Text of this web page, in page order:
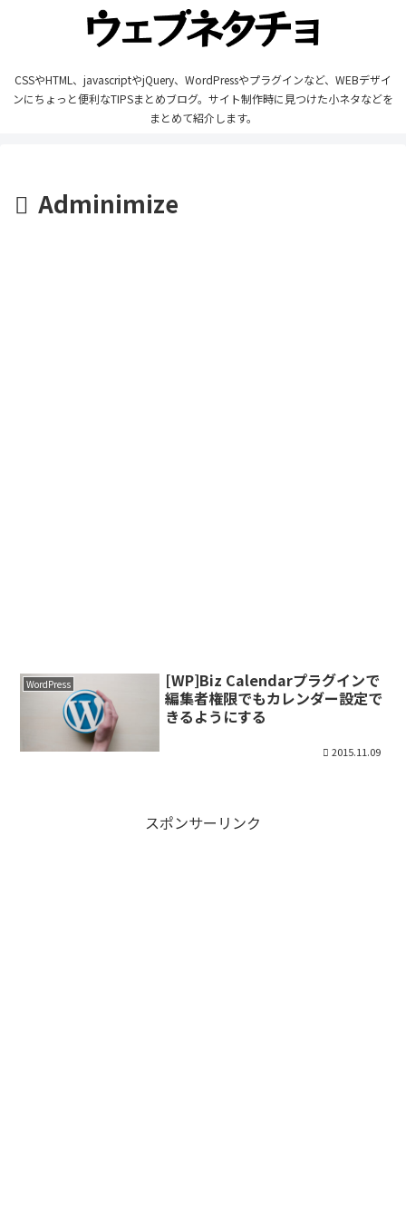
CSSやHTML、javascriptやjQuery、WordPressやプラグインなど、WEBデザイ
ンにちょっと便利なTIPSまとめブログ。サイト制作時に見つけた小ネタなどを
まとめて紹介します。
Adminimize
WordPress
[WP]Biz Calendarプラグインで
編集者権限でもカレンダー設定で
きるようにする
2015.11.09
スポンサーリンク